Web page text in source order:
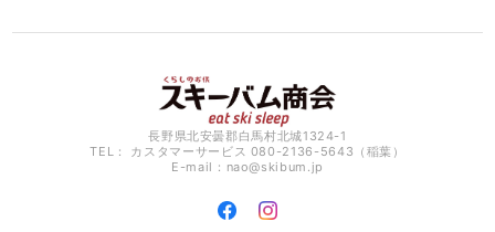
長野県北安曇郡白馬村北城1324-1
TEL： カスタマーサービス 080-2136-5643（稲葉）
E-mail： nao@skibum.jp